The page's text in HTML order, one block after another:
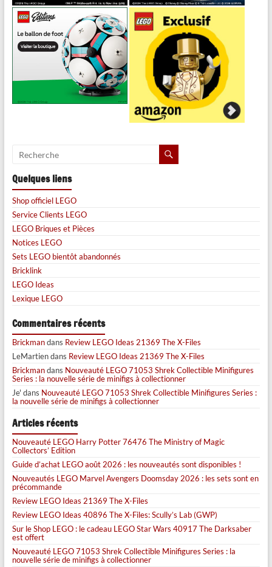
Quelques liens
Shop officiel LEGO
Service Clients LEGO
LEGO Briques et Pièces
Notices LEGO
Sets LEGO bientôt abandonnés
Bricklink
LEGO Ideas
Lexique LEGO
Commentaires récents
Brickmandans Review LEGO Ideas 21369 The X-Files
LeMartiendans Review LEGO Ideas 21369 The X-Files
Brickmandans Nouveauté LEGO 71053 Shrek Collectible Minifigures
Series : la nouvelle série de minifigs à collectionner
Je' dans Nouveauté LEGO 71053 Shrek Collectible Minifigures Series :
la nouvelle série de minifigs à collectionner
Articles récents
Nouveauté LEGO Harry Potter 76476 The Ministry of Magic
Collectors’ Edition
Guide d’achat LEGO août 2026 : les nouveautés sont disponibles !
Nouveautés LEGO Marvel Avengers Doomsday 2026 : les sets sont en
précommande
Review LEGO Ideas 21369 The X-Files
Review LEGO Ideas 40896 The X-Files: Scully’s Lab (GWP)
Sur le Shop LEGO : le cadeau LEGO Star Wars 40917 The Darksaber
est offert
Nouveauté LEGO 71053 Shrek Collectible Minifigures Series : la
nouvelle série de minifigs à collectionner